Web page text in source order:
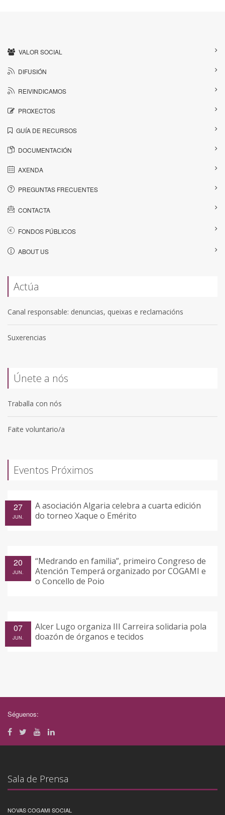
VALOR SOCIAL
DIFUSIÓN
REIVINDICAMOS
PROXECTOS
GUÍA DE RECURSOS
DOCUMENTACIÓN
AXENDA
PREGUNTAS FRECUENTES
CONTACTA
FONDOS PÚBLICOS
ABOUT US
Actúa
Canal responsable: denuncias, queixas e reclamacións
Suxerencias
Únete a nós
Traballa con nós
Faite voluntario/a
Eventos Próximos
A asociación Algaria celebra a cuarta edición
do torneo Xaque o Emérito
27
JUN.
“Medrando en familia”, primeiro Congreso de
Atención Temperá organizado por COGAMI e
o Concello de Poio
20
JUN.
Alcer Lugo organiza III Carreira solidaria pola
doazón de órganos e tecidos
07
JUN.
Séguenos:
Sala de Prensa
NOVAS COGAMI SOCIAL